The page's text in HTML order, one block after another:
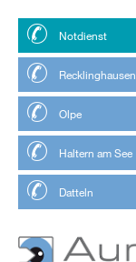
Notdienst
Recklinghausen
Olpe
Haltern am See
Datteln